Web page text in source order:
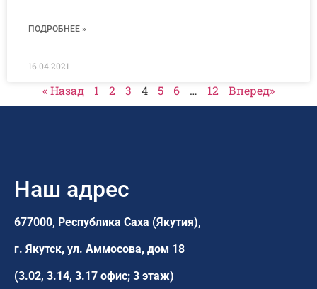
ПОДРОБНЕЕ »
16.04.2021
« Назад 1 2 3 4 5 6 … 12 Вперед»
Наш адрес
677000, Республика Саха (Якутия),
г. Якутск, ул. Аммосова, дом 18
(3.02, 3.14, 3.17 офис; 3 этаж)